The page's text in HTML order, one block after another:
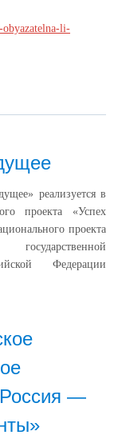
obyazatelna-li-
реализуется в
проекта «Успех
проекта
Федерации
—